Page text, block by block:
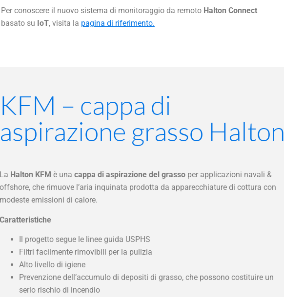
Per conoscere il nuovo sistema di monitoraggio da remoto Halton Connect
basato su IoT, visita la pagina di riferimento.
KFM – cappa di
aspirazione grasso Halton
La Halton KFM è una cappa di aspirazione del grassoper applicazioni navali &
offshore, che rimuove l’aria inquinata prodotta da apparecchiature di cottura con
modeste emissioni di calore.
Caratteristiche
Il progetto segue le linee guida USPHS
Filtri facilmente rimovibili per la pulizia
Alto livello di igiene
Prevenzione dell’accumulo di depositi di grasso, che possono costituire un
serio rischio di incendio